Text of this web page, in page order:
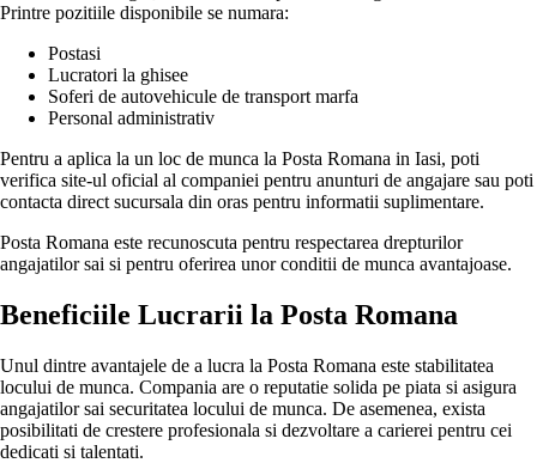
Printre pozitiile disponibile se numara:
Postasi
Lucratori la ghisee
Soferi de autovehicule de transport marfa
Personal administrativ
Pentru a aplica la un loc de munca la Posta Romana in Iasi, poti
verifica site-ul oficial al companiei pentru anunturi de angajare sau poti
contacta direct sucursala din oras pentru informatii suplimentare.
Posta Romana este recunoscuta pentru respectarea drepturilor
angajatilor sai si pentru oferirea unor conditii de munca avantajoase.
Beneficiile Lucrarii la Posta Romana
Unul dintre avantajele de a lucra la Posta Romana este stabilitatea
locului de munca. Compania are o reputatie solida pe piata si asigura
angajatilor sai securitatea locului de munca. De asemenea, exista
posibilitati de crestere profesionala si dezvoltare a carierei pentru cei
dedicati si talentati.